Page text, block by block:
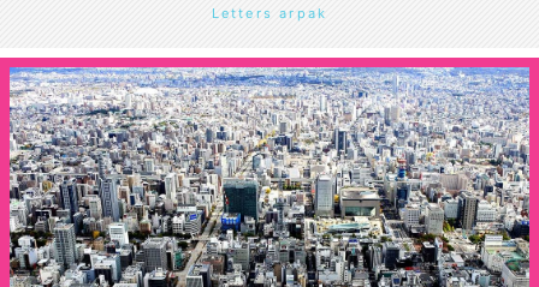
Letters arpak